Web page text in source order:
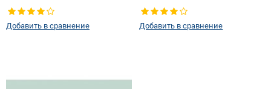
правое
Добавить в сравнение
правое
Добавить в сравнение